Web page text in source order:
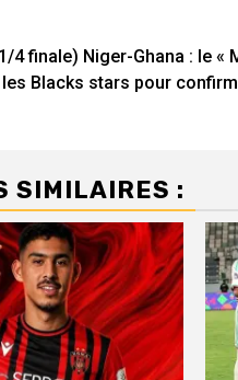
4 finale) Niger-Ghana : le «
Blacks stars pour
SIMILAIRES :